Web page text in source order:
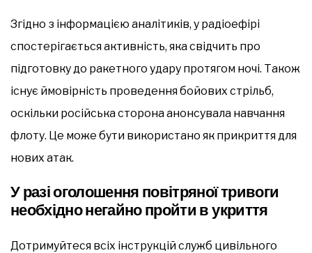
Згідно з інформацією аналітиків, у радіоефірі
спостерігається активність, яка свідчить про
підготовку до ракетного удару протягом ночі. Також
існує ймовірність проведення бойових стрільб,
оскільки російська сторона анонсувала навчання
флоту. Це може бути використано як прикриття для
нових атак.
У разі оголошення повітряної тривоги
необхідно негайно пройти в укриття
Дотримуйтеся всіх інструкцій служб цивільного